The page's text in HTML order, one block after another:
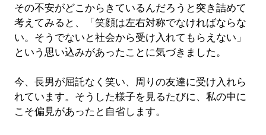
その不安がどこからきているんだろうと突き詰めて
考えてみると、「笑顔は左右対称でなければならな
い。そうでないと社会から受け入れてもらえない」
という思い込みがあったことに気づきました。
今、長男が屈託なく笑い、周りの友達に受け入れら
れています。そうした様子を見るたびに、私の中に
こそ偏見があったと自省します。